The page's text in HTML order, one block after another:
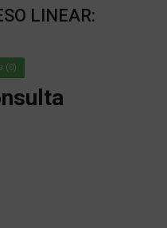
LINEAR:
(0)